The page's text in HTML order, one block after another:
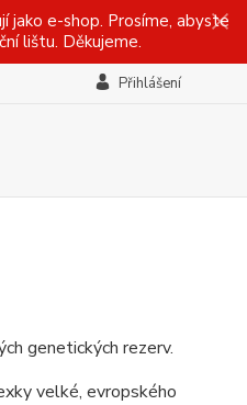
jako e-shop. Prosíme, abyste
lištu. Děkujeme.
Přihlášení
genetických rezerv.
velké, evropského